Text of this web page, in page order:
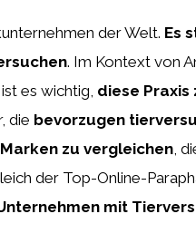
der Welt. Es
. Im Kontext von
es wichtig, diese Praxis
die bevorzugen
zu vergleichen ,
der Top-Online-
mit